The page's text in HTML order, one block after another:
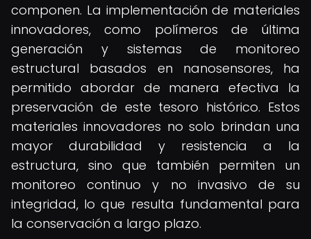
componen. La implementación de materiales
innovadores, como polímeros de última
generación y sistemas de monitoreo
estructural basados en nanosensores, ha
permitido abordar de manera efectiva la
preservación de este tesoro histórico. Estos
materiales innovadores no solo brindan una
mayor durabilidad y resistencia a la
estructura, sino que también permiten un
monitoreo continuo y no invasivo de su
integridad, lo que resulta fundamental para
la conservación a largo plazo.